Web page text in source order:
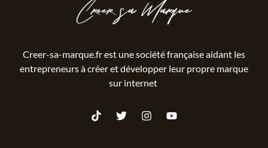
Creer-sa-marque.fr est une société française aidant les
entrepreneurs à créer et développer leur propre marque
sur internet